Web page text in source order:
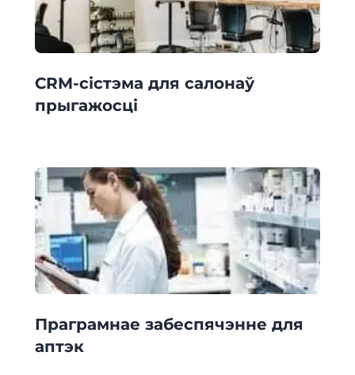
CRM-сістэма для салонаў
прыгажосці
Праграмнае забеспячэнне для
аптэк